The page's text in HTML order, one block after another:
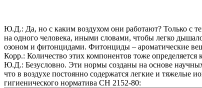
Ю.Д.: Да, но с каким воздухом они работают? Только с
на одного человека, иными словами, чтобы легко
озоном и фитонцидами. Фитонциды – ароматические
Корр.: Количество этих компонентов тоже
Ю.Д.: Безусловно. Эти нормы созданы на основе научных
что в воздухе постоянно содержатся легкие и
гигиенического норматива СН 2152-80: